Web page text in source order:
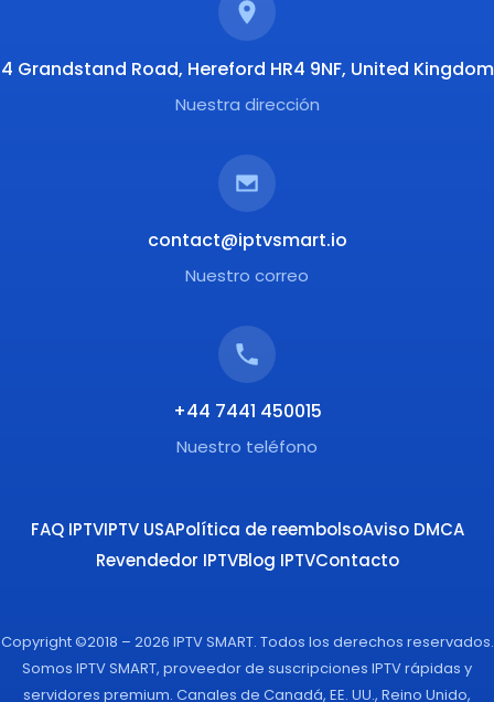
4 Grandstand Road, Hereford HR4 9NF, United Kingdom
Nuestra dirección
contact@iptvsmart.io
Nuestro correo
+44 7441 450015
Nuestro teléfono
FAQ IPTVIPTV USAPolítica de reembolsoAviso DMCA
Revendedor IPTVBlog IPTVContacto
Copyright ©2018 – 2026 IPTV SMART. Todos los derechos reservados.
Somos IPTV SMART, proveedor de suscripciones IPTV rápidas y
servidores premium. Canales de Canadá, EE. UU., Reino Unido,